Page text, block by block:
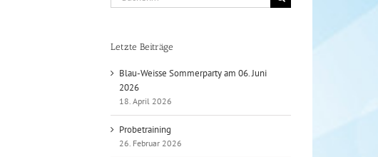
nach:
Letzte Beiträge
Blau-Weisse Sommerparty am 06. Juni
2026
18. April 2026
Probetraining
26. Februar 2026